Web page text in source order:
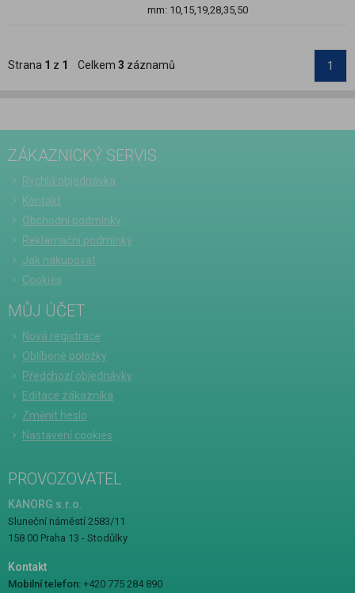
mm: 10,15,19,28,35,50
Strana 1 z 1 Celkem 3 záznamů 1
ZÁKAZNICKÝ SERVIS
Rychlá objednávka
Kontakt
Obchodní podmínky
Reklamační podmínky
Jak nakupovat
Cookies
MŮJ ÚČET
Nová registrace
Oblíbené položky
Předchozí objednávky
Editace zákazníka
Změnit heslo
Nastavení cookies
PROVOZOVATEL
KANORG s.r.o.
Sluneční náměstí 2583/11
158 00 Praha 13 - Stodůlky
Kontakt
Mobilní telefon: +420 775 284 890